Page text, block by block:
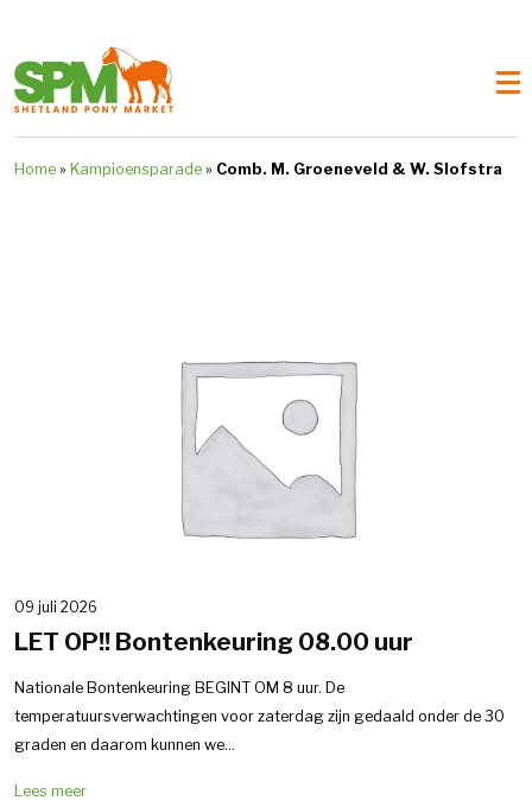
Home » Kampioensparade » Comb. M. Groeneveld & W. Slofstra
09 juli 2026
LET OP!! Bontenkeuring 08.00 uur
Nationale Bontenkeuring BEGINT OM 8 uur. De
temperatuursverwachtingen voor zaterdag zijn gedaald onder de 30
graden en daarom kunnen we...
Lees meer